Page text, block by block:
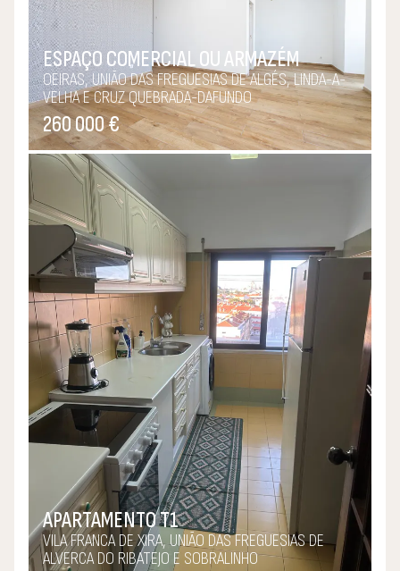
Casas são Paixões!
ESPAÇO COMERCIAL OU ARMAZÉM
OEIRAS, UNIÃO DAS FREGUESIAS DE ALGÉS, LINDA-A-
VELHA E CRUZ QUEBRADA-DAFUNDO
260 000 €
APARTAMENTO T1
VILA FRANCA DE XIRA, UNIÃO DAS FREGUESIAS DE
ALVERCA DO RIBATEJO E SOBRALINHO